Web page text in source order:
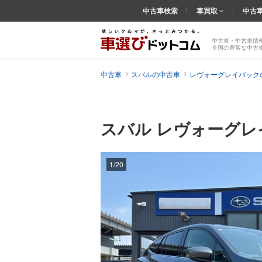
中古車・中古車情
全国の豊富な中古
中古車検索 車買取 中古
中古車 スバルの中古車 レヴォーグレイバック
スバル レヴォーグ
1/20
前の
画像